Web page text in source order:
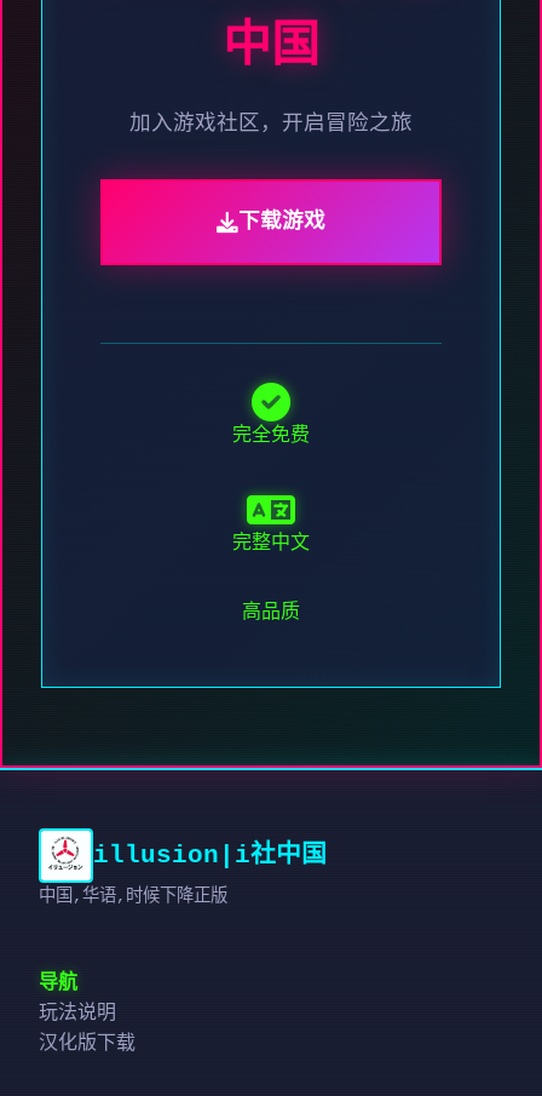
中国
加入游戏社区，开启冒险之旅
下载游戏
完全免费
完整中文
高品质
illusion|i社中国
中国,华语,时候下降正版
导航
玩法说明
汉化版下载